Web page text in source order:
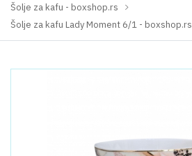
Šolje za kafu - boxshop.rs
Šolje za kafu Lady Moment 6/1 - boxshop.rs